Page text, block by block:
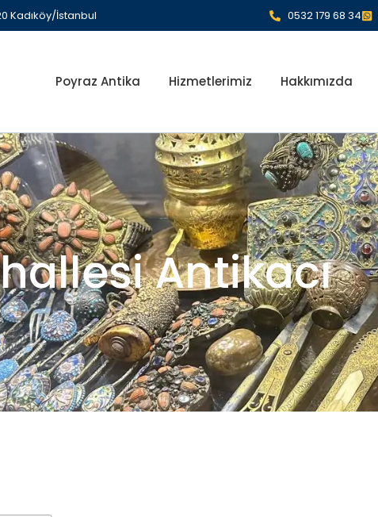
Kadıköy/İstanbul 0532 179 68 34
Poyraz Antika Hizmetlerimiz Hakkımızda
Antikacı